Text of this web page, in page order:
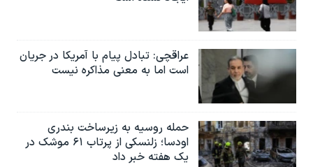
عراقچی: تبادل پیام با آمریکا در جریان
است اما به معنی مذاکره نیست
حمله روسیه به زیرساخت بندری
اودسا؛ زلنسکی از پرتاب ۶۱ موشک در
یک هفته خبر داد